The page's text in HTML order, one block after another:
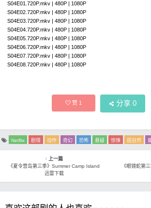
S04E01.720P.mkv | 480P | 1080P
S04E02.720P.mkv | 480P | 1080P
S04E03.720P.mkv | 480P | 1080P
S04E04.720P.mkv | 480P | 1080P
S04E05.720P.mkv | 480P | 1080P
S04E06.720P.mkv | 480P | 1080P
S04E07.720P.mkv | 480P | 1080P
S04E08.720P.mkv | 480P | 1080P
赞1 分享 0
Netflix 剧情 动作 奇幻 恐怖 悬疑 惊悚 超自然
上一篇
《夏令营岛第三季》Summer Camp Island
迅雷下载
《眼镜蛇第